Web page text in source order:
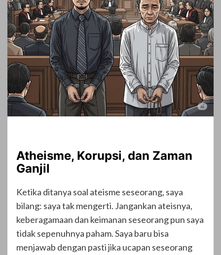
Atheisme, Korupsi, dan Zaman
Ganjil
Ketika ditanya soal ateisme seseorang, saya
bilang: saya tak mengerti. Jangankan ateisnya,
keberagamaan dan keimanan seseorang pun saya
tidak sepenuhnya paham. Saya baru bisa
menjawab dengan pasti jika ucapan seseorang